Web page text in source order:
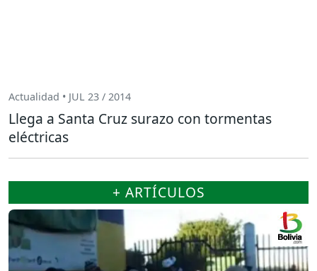
Actualidad • JUL 23 / 2014
Llega a Santa Cruz surazo con tormentas
eléctricas
+ ARTÍCULOS